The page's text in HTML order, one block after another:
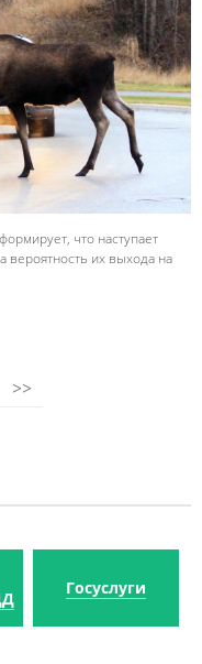
что наступает
вероятность их выхода на
>>
Госуслуги